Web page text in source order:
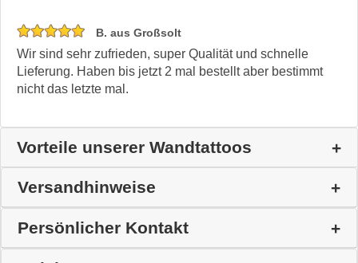
B. aus Großsolt
Wir sind sehr zufrieden, super Qualität und schnelle
Lieferung. Haben bis jetzt 2 mal bestellt aber bestimmt
nicht das letzte mal.
Vorteile unserer Wandtattoos
Versandhinweise
Persönlicher Kontakt